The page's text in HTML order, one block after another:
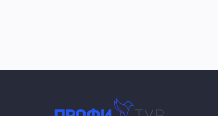
поездкам, имеет удобные сиденья, просторный салон, ТВ,
доступ в интернет, климат-контроль и не только. Для